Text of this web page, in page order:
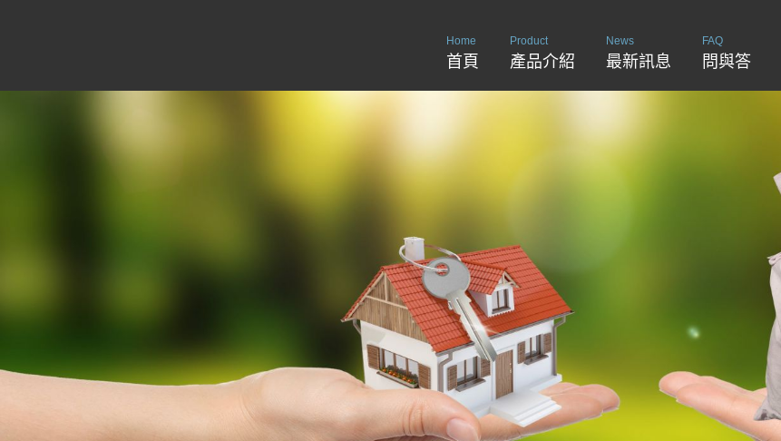
Home
首頁
Product
產品介紹
News
最新訊息
FAQ
問與答